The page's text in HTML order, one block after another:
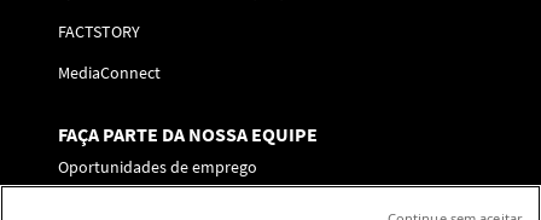
FACTSTORY
MediaConnect
FAÇA PARTE DA NOSSA EQUIPE
Oportunidades de emprego